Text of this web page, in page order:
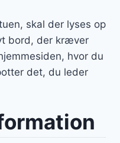
skal der lyses op
bord, der kræver
hvor du
det, du leder